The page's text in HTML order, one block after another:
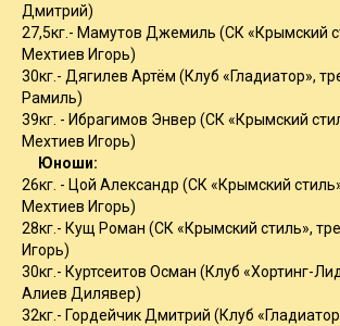
Дмитрий)
27,5кг.- Мамутов Джемиль (СК «Крымский
Мехтиев Игорь)
30кг.- Дягилев Артём (Клуб «Гладиатор»,
Рамиль)
39кг. - Ибрагимов Энвер (СК «Крымский
Мехтиев Игорь)
Юноши:
26кг. - Цой Александр (СК «Крымский
Мехтиев Игорь)
28кг.- Кущ Роман (СК «Крымский стиль»,
Игорь)
30кг.- Куртсеитов Осман (Клуб «Хортинг-
Алиев Дилявер)
32кг.- Гордейчик Дмитрий (Клуб